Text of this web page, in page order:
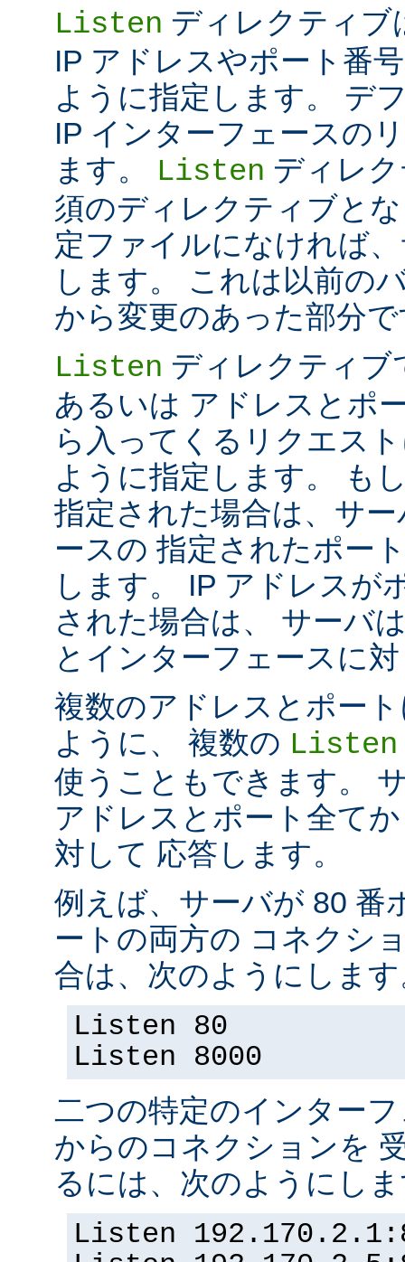
Listen ディレクティブ
IP アドレスやポート番
ように指定します。 デ
IP インターフェースの
ます。
Listen ディレ
須のディレクティブと
定ファイルになければ
します。 これは以前の
から変更のあった部分
Listen ディレクティブ
あるいは アドレスとポ
ら入ってくるリクエス
ように指定します。 も
指定された場合は、サ
ースの 指定されたポー
します。 IP アドレスが
された場合は、 サーバ
とインターフェースに
複数のアドレスとポー
ように、 複数の Listen
使うこともできます。
アドレスとポート全て
対して 応答します。
例えば、サーバが 80 番
ートの両方の コネクシ
合は、次のようにしま
Listen 80
Listen 8000
二つの特定のインター
からのコネクションを
るには、次のようにし
Listen